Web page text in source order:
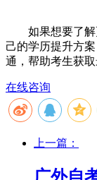
如果想要了解
己的学历提升方
通，帮助考生获取
在线咨询
上一篇：
广外自